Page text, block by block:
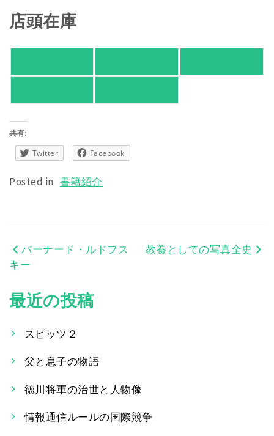
店頭在庫
共有:
Twitter Facebook
Posted in 書籍紹介
投
ナ
ビ
シ
ョ
バーナード・ルドフス
キー
教養としての写真全史
最近の投稿
スピッツ２
父と息子の物語
徳川将軍の治世と人物像
情報通信ルールの国際競争